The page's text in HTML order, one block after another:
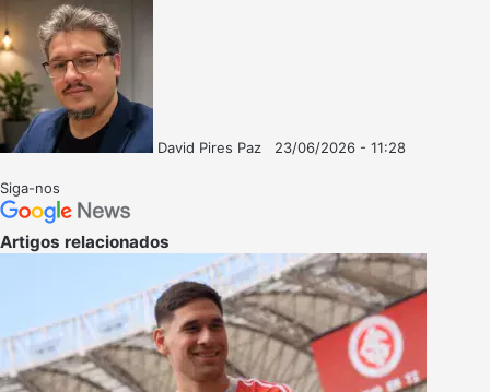
David Pires Paz
23/06/2026 - 11:28
Siga-nos
Artigos relacionados